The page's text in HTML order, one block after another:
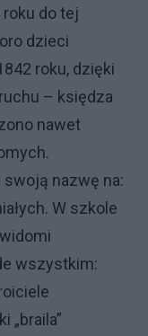
do tej
dzieci
roku, dzięki
– księdza
nawet
nazwę na:
W szkole
wszystkim:
„braila”